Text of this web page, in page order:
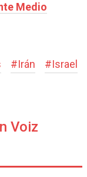
Medio
#Irán #Israel
Voiz